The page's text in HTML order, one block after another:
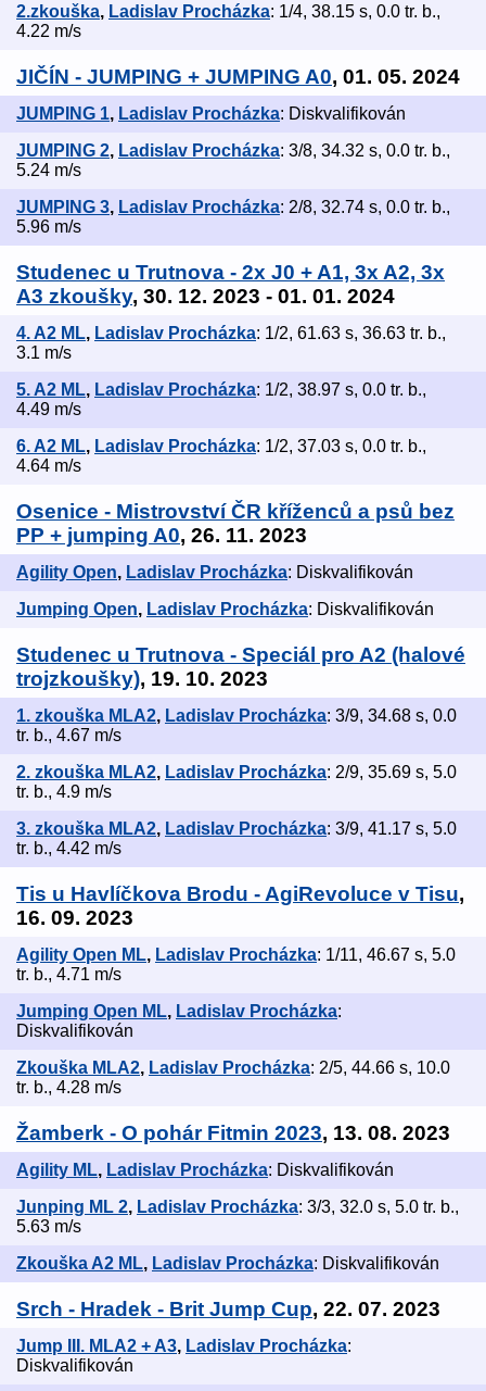
2.zkouška, Ladislav Procházka: 1/4, 38.15 s, 0.0 tr. b.,
4.22 m/s
JIČÍN - JUMPING + JUMPING A0, 01. 05. 2024
JUMPING 1, Ladislav Procházka: Diskvalifikován
JUMPING 2, Ladislav Procházka: 3/8, 34.32 s, 0.0 tr. b.,
5.24 m/s
JUMPING 3, Ladislav Procházka: 2/8, 32.74 s, 0.0 tr. b.,
5.96 m/s
Studenec u Trutnova - 2x J0 + A1, 3x A2, 3x
A3 zkoušky, 30. 12. 2023 - 01. 01. 2024
4. A2 ML, Ladislav Procházka: 1/2, 61.63 s, 36.63 tr. b.,
3.1 m/s
5. A2 ML, Ladislav Procházka: 1/2, 38.97 s, 0.0 tr. b.,
4.49 m/s
6. A2 ML, Ladislav Procházka: 1/2, 37.03 s, 0.0 tr. b.,
4.64 m/s
Osenice - Mistrovství ČR kříženců a psů bez
PP + jumping A0, 26. 11. 2023
Agility Open, Ladislav Procházka: Diskvalifikován
Jumping Open, Ladislav Procházka: Diskvalifikován
Studenec u Trutnova - Speciál pro A2 (halové
trojzkoušky), 19. 10. 2023
1. zkouška MLA2, Ladislav Procházka: 3/9, 34.68 s, 0.0
tr. b., 4.67 m/s
2. zkouška MLA2, Ladislav Procházka: 2/9, 35.69 s, 5.0
tr. b., 4.9 m/s
3. zkouška MLA2, Ladislav Procházka: 3/9, 41.17 s, 5.0
tr. b., 4.42 m/s
Tis u Havlíčkova Brodu - AgiRevoluce v Tisu,
16. 09. 2023
Agility Open ML, Ladislav Procházka: 1/11, 46.67 s, 5.0
tr. b., 4.71 m/s
Jumping Open ML, Ladislav Procházka:
Diskvalifikován
Zkouška MLA2, Ladislav Procházka: 2/5, 44.66 s, 10.0
tr. b., 4.28 m/s
Žamberk - O pohár Fitmin 2023, 13. 08. 2023
Agility ML, Ladislav Procházka: Diskvalifikován
Junping ML 2, Ladislav Procházka: 3/3, 32.0 s, 5.0 tr. b.,
5.63 m/s
Zkouška A2 ML, Ladislav Procházka: Diskvalifikován
Srch - Hradek - Brit Jump Cup, 22. 07. 2023
Jump III. MLA2 + A3, Ladislav Procházka:
Diskvalifikován